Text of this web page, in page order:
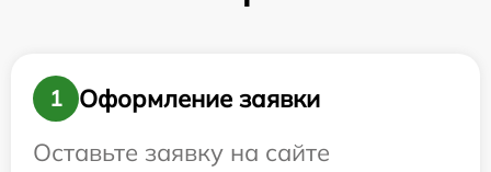
1
Оформление заявки
Оставьте заявку на сайте